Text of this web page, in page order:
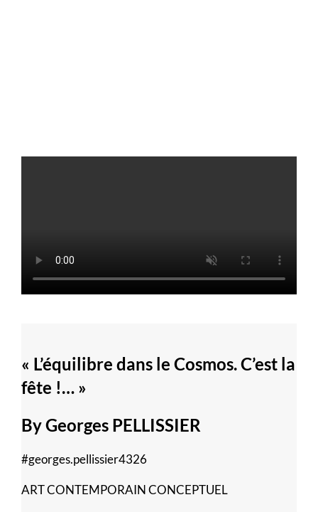
« L’équilibre dans le Cosmos. C’est la
fête !… »
By Georges PELLISSIER
#georges.pellissier4326
ART CONTEMPORAIN CONCEPTUEL